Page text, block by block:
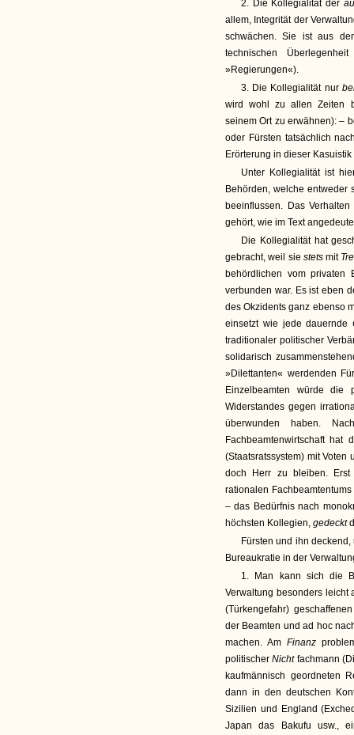
2. Die Kollegialität der
allem, Integrität der
schwächen. Sie ist aus
technischen
»Regierungen«).
3. Die Kollegialität nur
wird wohl zu allen Zeiten
seinem Ort zu erwähnen): –
oder Fürsten tatsächlich
Erörterung in dieser Kasuistik
Unter Kollegialität ist
Behörden, welche entweder
beeinflussen. Das
gehört, wie im Text
Die Kollegialität hat
gebracht, weil sie stets mit
behördlichen vom privaten
verbunden war. Es ist eben
des Okzidents ganz ebenso
einsetzt wie jede dauernde
traditionaler politischer
solidarisch
»Dilettanten« werdenden
Einzelbeamten würde die
Widerstandes gegen
überwunden haben.
Fachbeamtenwirtschaft
(Staatsratssystem) mit
doch Herr zu bleiben.
rationalen
– das Bedürfnis nach
höchsten Kollegien, gedeckt
Fürsten und ihn
Bureaukratie in der
1. Man kann sich die
Verwaltung besonders leicht
(Türkengefahr)
der Beamten und ad hoc
machen. Am Finanz
politischerNicht fachmann
kaufmännisch geordneten
dann in den deutschen
Sizilien und England
Japan das Bakufu usw.,